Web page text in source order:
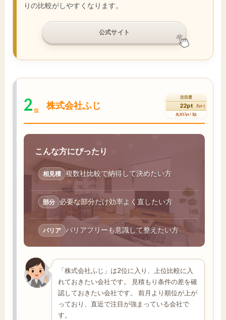
りの比較がしやすくなります。
公式サイト
2 位 株式会社ふじ
注目度
22pt (5pt↑)
先月17pt / 3位
こんな方にぴったり
相見積 複数社比較で納得して決めたい方
部分 必要な部分だけ効率よく直したい方
バリア バリアフリーも意識して整えたい方
「株式会社ふじ」は2位に入り、上位比較に入
れておきたい会社です。 見積もり条件の差を確
認しておきたい会社です。 前月より順位が上が
っており、直近で注目が強まっている会社で
す。